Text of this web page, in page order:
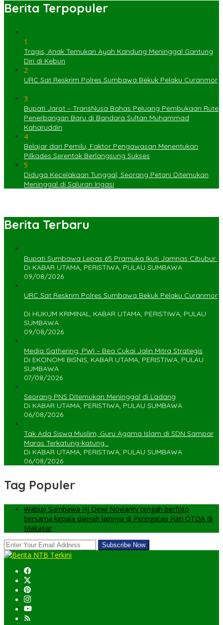
Berita Terpopuler
1
Tragis, Anak Temukan Ayah Kandung Meninggal Gantung
Diri di Kebun
2
URC Sat Reskrim Polres Sumbawa Bekuk Pelaku Curanmor
3
Bupati Jarot – TransNusa Bahas Peluang Pembukaan Rute
Penerbangan Baru di Bandara Sultan Muhammad
Kaharuddin
4
Belajar dari Pemilu, Faktor Pengawasan Menentukan
Pilkades Serentak Berlangsung Sukses
5
Diduga Kecelakaan Tunggal, Seorang Petani Ditemukan
Meninggal di Saluran Irigasi
Berita Terbaru
Bupati Sumbawa Lepas 65 Pramuka Ikuti Jamnas Cibubur ‎
Di KABAR UTAMA, PERISTIWA, PULAU SUMBAWA
09/08/2026
URC Sat Reskrim Polres Sumbawa Bekuk Pelaku Curanmor
Di HUKUM KRIMINAL, KABAR UTAMA, PERISTIWA, PULAU
SUMBAWA
09/08/2026
Media Gathering, PWI – Bea Cukai Jalin Mitra Strategis
Di EKONOMI BISNIS, KABAR UTAMA, PERISTIWA, PULAU
SUMBAWA
07/08/2026
Seorang PNS Ditemukan Meninggal di Ladang
Di KABAR UTAMA, PERISTIWA, PULAU SUMBAWA
06/08/2026
Tak Ada Siswa Muslim, Guru Agama Islam di SDN Sampar
Maras Terkatung-katung ‎
Di KABAR UTAMA, PERISTIWA, PULAU SUMBAWA
06/08/2026
Tag Populer
Wabup Sumbawa Hj Dewi Novianty tengah berfoto
bersama kepala daerah lainnya di Peringatan Hari OTDA di
Makasar